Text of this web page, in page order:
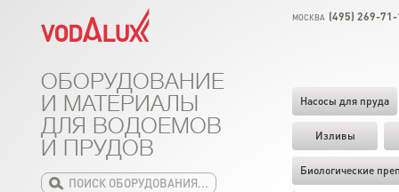
МОСКВА (495) 269-
Насосы для пруда
Изливы
Биологические
ОБОРУДОВАНИЕ
И МАТЕРИАЛЫ
ДЛЯ ВОДОЕМОВ
И ПРУДОВ